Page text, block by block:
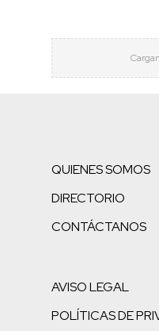
QUIENES SOMOS
DIRECTORIO
CONTÁCTANOS
AVISO LEGAL
POLÍTICAS DE